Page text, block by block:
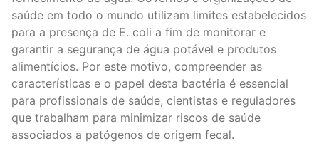
saúde em todo o mundo utilizam limites estabelecidos
para a presença de E. coli a fim de monitorar e
garantir a segurança de água potável e produtos
alimentícios. Por este motivo, compreender as
características e o papel desta bactéria é essencial
para profissionais de saúde, cientistas e reguladores
que trabalham para minimizar riscos de saúde
associados a patógenos de origem fecal.